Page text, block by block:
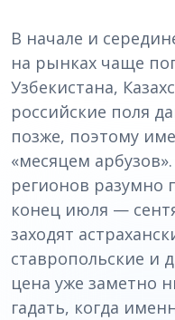
В начале и
на рынках чаще
Узбекистана,
российские поля
позже, поэтому
«месяцем
регионов разумно
конец июля —
заходят
ставропольские и
цена уже заметно
гадать, когда